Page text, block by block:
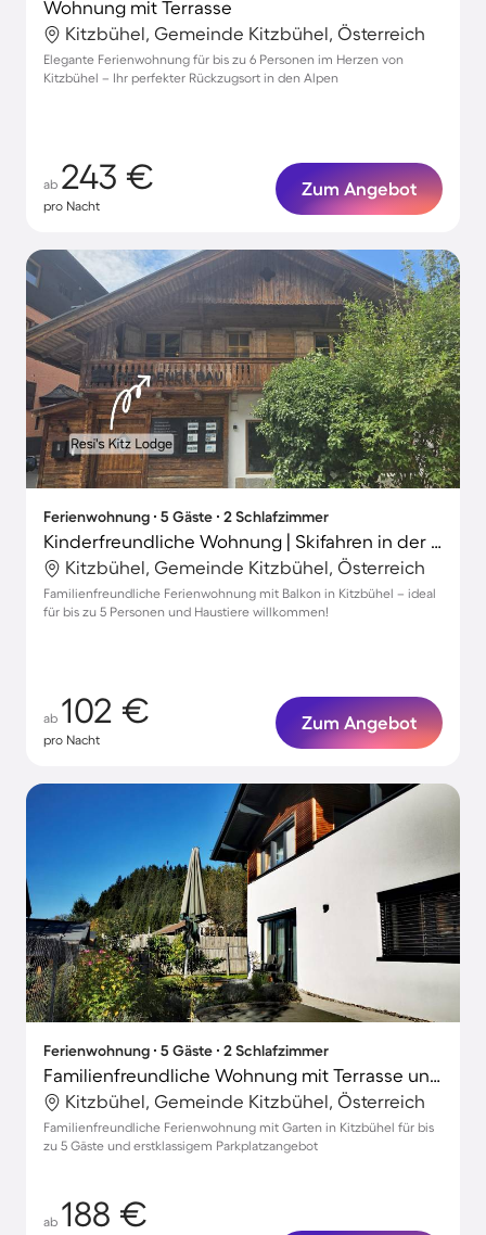
Wohnung mit Terrasse
Kitzbühel, Gemeinde Kitzbühel, Österreich
Elegante Ferienwohnung für bis zu 6 Personen im Herzen von
Kitzbühel – Ihr perfekter Rückzugsort in den Alpen
ab 243 €
pro Nacht
Zum Angebot
Ferienwohnung ∙ 5 Gäste ∙ 2 Schlafzimmer
Kinderfreundliche Wohnung | Skifahren in der Nähe | Haustiere sind willkommen
Kitzbühel, Gemeinde Kitzbühel, Österreich
Familienfreundliche Ferienwohnung mit Balkon in Kitzbühel – ideal
für bis zu 5 Personen und Haustiere willkommen!
ab 102 €
pro Nacht
Zum Angebot
Ferienwohnung ∙ 5 Gäste ∙ 2 Schlafzimmer
Familienfreundliche Wohnung mit Terrasse und Garten | Gartenblick | Perfekt für die Arbeit von Zuhause
Kitzbühel, Gemeinde Kitzbühel, Österreich
Familienfreundliche Ferienwohnung mit Garten in Kitzbühel für bis
zu 5 Gäste und erstklassigem Parkplatzangebot
ab 188 €